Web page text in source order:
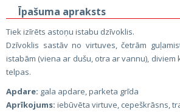
Īpašuma apraksts
Tiek izīrēts astoņu istabu dzīvoklis.
Dzīvoklis sastāv no virtuves, četrām
istabām (viena ar dušu, otra ar vannu), diviem
telpas.
Apdare: gala apdare, parketa grīda
Aprīkojums: iebūvēta virtuve, cepeškrāsns,